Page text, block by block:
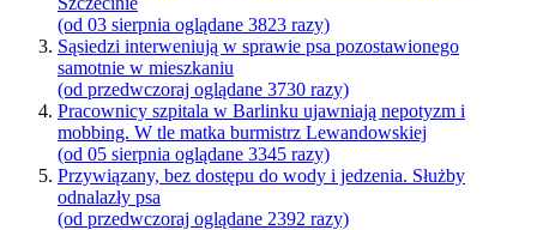
(od 03 sierpnia oglądane 3823 razy)
Sąsiedzi interweniują w sprawie psa pozostawionego
samotnie w mieszkaniu
(od przedwczoraj oglądane 3730 razy)
Pracownicy szpitala w Barlinku ujawniają nepotyzm i
mobbing. W tle matka burmistrz Lewandowskiej
(od 05 sierpnia oglądane 3345 razy)
Przywiązany, bez dostępu do wody i jedzenia. Służby
odnalazły psa
(od przedwczoraj oglądane 2392 razy)